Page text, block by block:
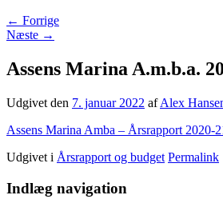
← Forrige
Næste →
Assens Marina A.m.b.a.
Udgivet den 7. januar 2022 afAlex
Assens Marina Amba – Årsrapport 2020-
Udgivet i Årsrapport og budget Permalink
Indlæg navigation